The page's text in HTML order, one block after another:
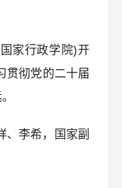
家行政学院)开
贯彻党的二十届
、李希，国家副